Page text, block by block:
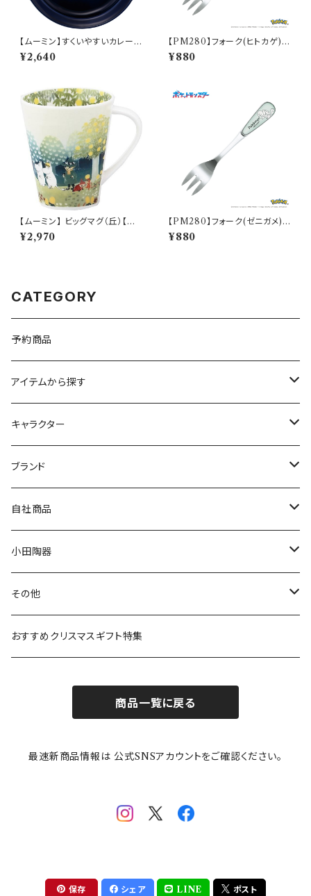
【ムーミン】すくいやすいカレー皿
（スナフキン）【MM9000】MM
9003-320
¥2,640
【PM280】フォーク(ヒトカゲ)
【Daily Sketch】PM282-851
¥880
【ムーミン】 ビッグマグ（丘）【M
M3200】MM3201-35
¥2,970
【PM280】フォーク(ゼニガメ)
【Daily Sketch】PM283-851
¥880
CATEGORY
予約商品
アイテムから探す
九谷焼
マグ＆カップ
プレート
ボウル
ガラスウェア
カトラリー
キャラクター
ムーミン
80th記念アイテム
リトルミイの日記念アイテム
MOOMIN ANIMATION
スヌーピー
ピーターラビット
ポケットモンスター
mofusand（モフサンド）
mofsand×日比谷花壇
ちびまる子ちゃんandクレヨンしんちゃん
ブランド
LA AMYS(エミーズ)
LISA LARSON(リサラーソン)
LAURA ASHLEY(ローラ アシュレイ)
Finlayson(フィンレイソン)
HANAE MORI(ハナエモリ)
THE BEATLES(ザ・ビートルズ)
【山加商店×yaeko】migratory bird
自社商品
ねこ企画
Cecera(セセラ)
CELEC(セレック)
隅切り重箱
HAPPY DINING(ハッピーダイニング)
小田陶器
さざなみ
吉祥
メイメイウェア
SoSo(ソソ）
その他
リサイクル食器
おすすめクリスマスギフト特集
商品一覧に戻る
最速新商品情報は 公式SNSアカウントをご確認ください。
保存 シェア LINE ポスト